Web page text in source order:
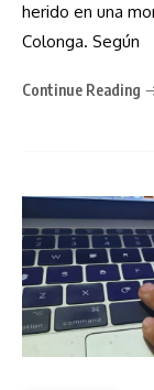
herido en una
Colonga. Según
Continue Reading